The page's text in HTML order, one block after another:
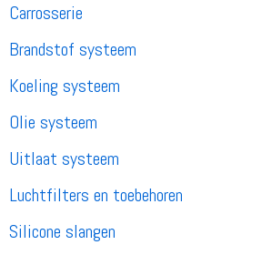
Carrosserie
Brandstof systeem
Koeling systeem
Olie systeem
Uitlaat systeem
Luchtfilters en toebehoren
Silicone slangen